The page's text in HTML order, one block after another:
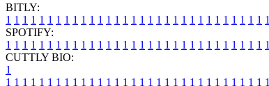
BITLY:
1 1 1 1 1 1 1 1 1 1 1 1 1 1 1 1 1 1 1 1 1 1 1 1 1 1 1 1 1 1 1 1
SPOTIFY:
1 1 1 1 1 1 1 1 1 1 1 1 1 1 1 1 1 1 1 1 1 1 1 1 1 1 1 1 1 1 1 1
CUTTLY BIO:
1
1 1 1 1 1 1 1 1 1 1 1 1 1 1 1 1 1 1 1 1 1 1 1 1 1 1 1 1 1 1 1 1